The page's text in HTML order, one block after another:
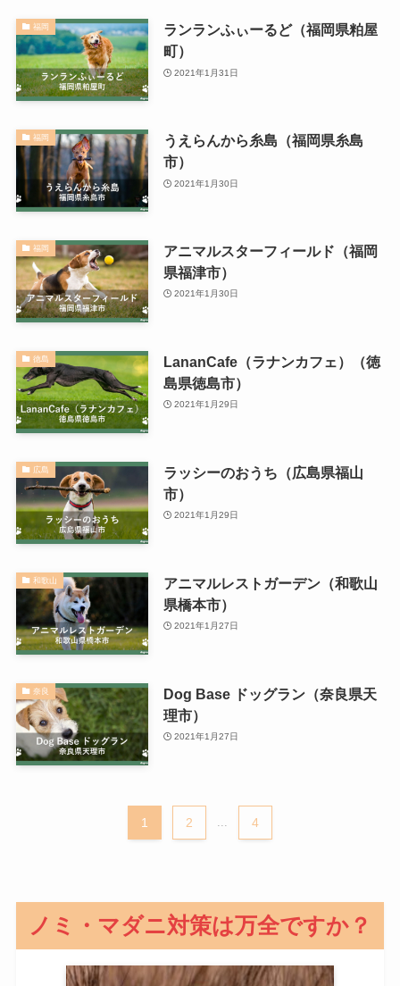
福岡
ランランふぃーるど（福岡県粕屋
町）
2021年1月31日
福岡
うえらんから糸島（福岡県糸島
市）
2021年1月30日
福岡
アニマルスターフィールド（福岡
県福津市）
2021年1月30日
徳島
LananCafe（ラナンカフェ）（徳
島県徳島市）
2021年1月29日
広島
ラッシーのおうち（広島県福山
市）
2021年1月29日
和歌山
アニマルレストガーデン（和歌山
県橋本市）
2021年1月27日
奈良
Dog Base ドッグラン（奈良県天
理市）
2021年1月27日
1 2 4
ノミ・マダニ対策は万全ですか？